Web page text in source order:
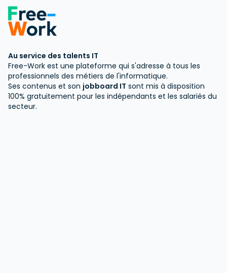
Au service des talents IT
Free-Work est une plateforme qui s'adresse à tous les
professionnels des métiers de l'informatique.
Ses contenus et son jobboard IT sont mis à disposition
100% gratuitement pour les indépendants et les salariés du
secteur.